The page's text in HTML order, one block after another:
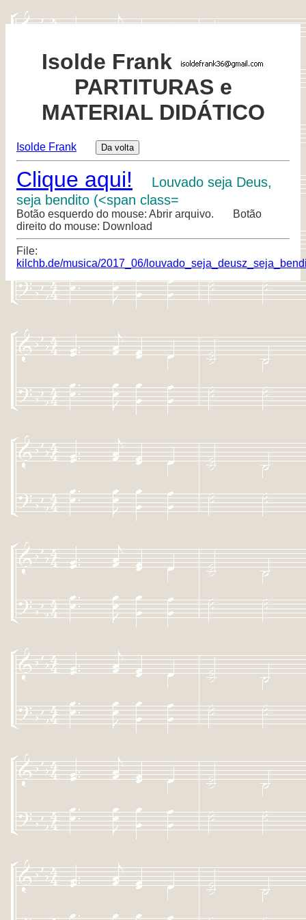
Isolde Frank
PARTITURAS e
MATERIAL DIDÁTICO
Isolde Frank
Clique aqui!
Louvado seja Deus,
seja bendito (<span class=
Botão esquerdo do mouse: Abrir arquivo. Botão
direito do mouse: Download
File:
kilchb.de/musica/2017_06/